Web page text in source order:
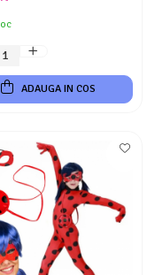
ADAUGA IN COS